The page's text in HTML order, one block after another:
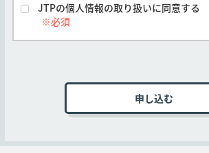
他社開催のコースは他社の定める
れぞれ本条に優先して適用される
号は適用されません。
コースの受講を申し込むお客様は弊
いただいた上オンラインで送信する
JTPの個人情報の取り扱いに同意する